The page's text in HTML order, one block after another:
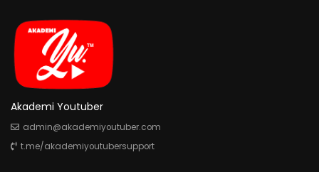
Akademi Youtuber
admin@akademiyoutuber.com
t.me/akademiyoutubersupport